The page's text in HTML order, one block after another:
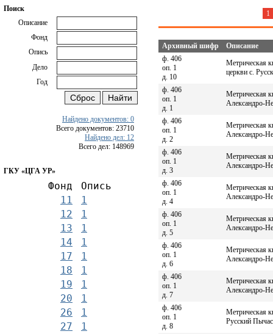
Поиск
Описание
Фонд
Опись
Дело
Год
Найдено документов: 0
Всего документов: 23710
Найдено дел: 12
Всего дел: 148969
ГКУ «ЦГА УР»
Фонд
Опись
11
1
12
1
13
1
14
1
17
1
18
1
19
1
20
1
26
1
27
1
1
Архивный шифр
Описание
ф. 406
оп. 1
д. 10
Метрическая
церкви с.
ф. 406
оп. 1
д. 1
Метрическая
Александро-
ф. 406
оп. 1
д. 2
Метрическая
Александро-
ф. 406
оп. 1
д. 3
Метрическая
Александро-
ф. 406
оп. 1
д. 4
Метрическая
Александро-
ф. 406
оп. 1
д. 5
Метрическая
Александро-
ф. 406
оп. 1
д. 6
Метрическая
Александро-
ф. 406
оп. 1
д. 7
Метрическая
Александро-
ф. 406
оп. 1
д. 8
Метрическая
Русский